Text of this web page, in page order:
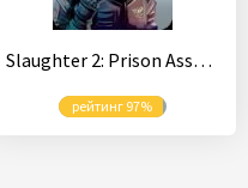
Slaughter 2: Prison Assault
рейтинг 97%